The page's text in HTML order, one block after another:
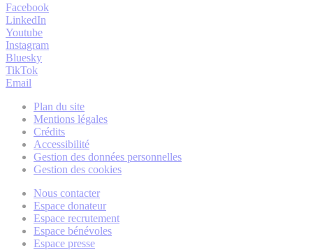
Facebook
LinkedIn
Youtube
Instagram
Bluesky
TikTok
Email
Plan du site
Mentions légales
Crédits
Accessibilité
Gestion des données personnelles
Gestion des cookies
Nous contacter
Espace donateur
Espace recrutement
Espace bénévoles
Espace presse